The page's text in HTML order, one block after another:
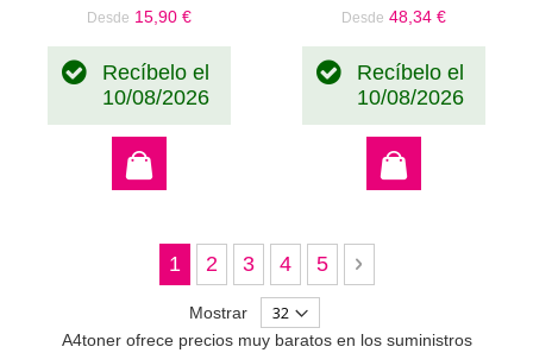
Desde 15,90 €
Recíbelo el
10/08/2026
Desde 48,34 €
Recíbelo el
10/08/2026
Página
Actualmente estás leyendo página
1 Página
2 Página
3 Página
4 Página
5 Página
Siguiente
Mostrar
A4toner ofrece precios muy baratos en los suministros